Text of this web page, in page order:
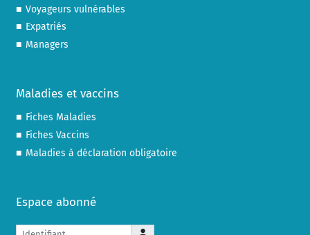
Voyageurs vulnérables
Expatriés
Managers
Maladies et vaccins
Fiches Maladies
Fiches Vaccins
Maladies à déclaration obligatoire
Espace abonné
Identifiant